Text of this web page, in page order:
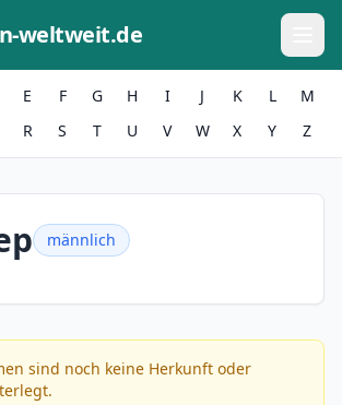
weltweit.de
E F G H I J K L
M
R S T U V W X Y Z
männlich
sind noch keine Herkunft oder